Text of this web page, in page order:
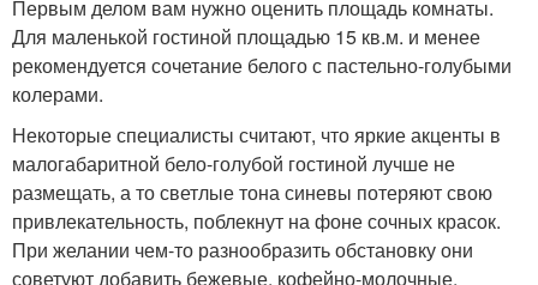
Первым делом вам нужно оценить площадь комнаты.
Для маленькой гостиной площадью 15 кв.м. и менее
рекомендуется сочетание белого с пастельно-голубыми
колерами.
Некоторые специалисты считают, что яркие акценты в
малогабаритной бело-голубой гостиной лучше не
размещать, а то светлые тона синевы потеряют свою
привлекательность, поблекнут на фоне сочных красок.
При желании чем-то разнообразить обстановку они
советуют добавить бежевые, кофейно-молочные,